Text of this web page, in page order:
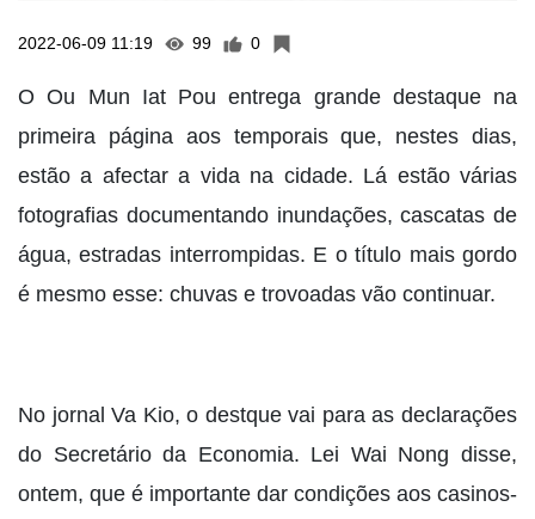
2022-06-09 11:19 99 0
O Ou Mun Iat Pou entrega grande destaque na
primeira página aos temporais que, nestes dias,
estão a afectar a vida na cidade. Lá estão várias
fotografias documentando inundações, cascatas de
água, estradas interrompidas. E o título mais gordo
é mesmo esse: chuvas e trovoadas vão continuar.
No jornal Va Kio, o destque vai para as declarações
do Secretário da Economia. Lei Wai Nong disse,
ontem, que é importante dar condições aos casinos-